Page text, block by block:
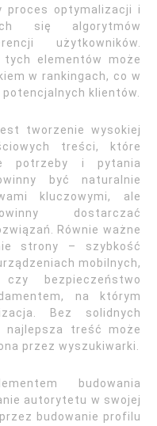
proces optymalizacji i
się algorytmów
użytkowników.
elementów może
w rankingach, co w
klientów.
tworzenie wysokiej
treści, które
potrzeby i pytania
być naturalnie
kluczowymi, ale
dostarczać
Równie ważne
strony – szybkość
mobilnych,
bezpieczeństwo
na którym
Bez solidnych
najlepsza treść może
przez wyszukiwarki.
budowania
autorytetu w swojej
budowanie profilu